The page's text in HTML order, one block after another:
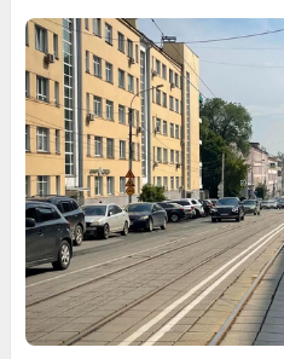
53 Обсудить
9 Обсудить